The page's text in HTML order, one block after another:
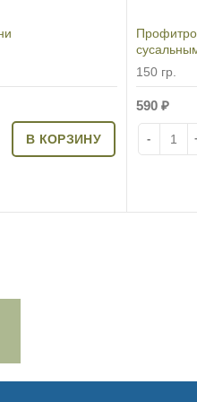
Банановый брауни
В КОРЗИНУ
150 гр.
590 ₽